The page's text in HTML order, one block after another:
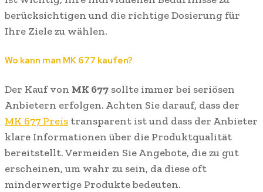
berücksichtigen und die richtige Dosierung für
Ihre Ziele zu wählen.
Wo kann man MK 677 kaufen?
Der Kauf von MK 677 sollte immer bei seriösen
Anbietern erfolgen. Achten Sie darauf, dass der
MK 677 Preis transparent ist und dass der Anbieter
klare Informationen über die Produktqualität
bereitstellt. Vermeiden Sie Angebote, die zu gut
erscheinen, um wahr zu sein, da diese oft
minderwertige Produkte bedeuten.